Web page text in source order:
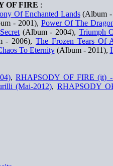
OF FIRE :
Of Enchanted Lands(Album -
- 2001),Power Of The
(Album - 2004), Triumph
- 2006),The Frozen Tears Of
To Eternity(Album - 2011),
,RHAPSODY OF FIRE (it)
(Mai-2012),RHAPSODY